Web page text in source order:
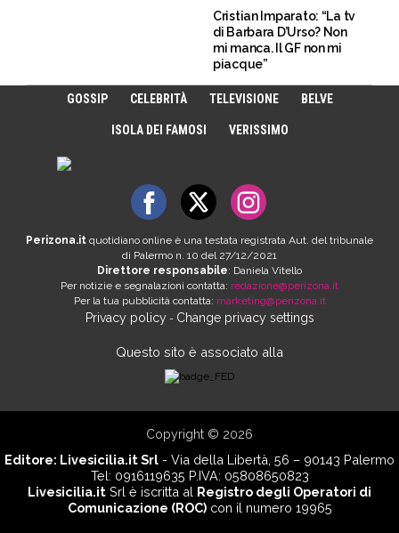
Cristian Imparato: “La tv
di Barbara D’Urso? Non
mi manca. Il GF non mi
piacque”
GOSSIP CELEBRITÀ TELEVISIONE BELVE
ISOLA DEI FAMOSI VERISSIMO
Perizona.it quotidiano online è una testata registrata Aut. del tribunale
di Palermo n. 10 del 27/12/2021
Direttore responsabile: Daniela Vitello
Per notizie e segnalazioni contatta: redazione@perizona.it
Per la tua pubblicità contatta: marketing@perizona.it
Privacy policy- Change privacy settings
Questo sito è associato alla
Copyright © 2026
Editore: Livesicilia.it Srl - Via della Libertà, 56 – 90143 Palermo
Tel: 0916119635 P.IVA: 05808650823
Livesicilia.it Srl è iscritta al Registro degli Operatori di
Comunicazione (ROC)con il numero 19965